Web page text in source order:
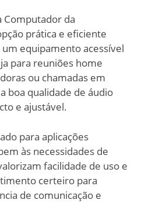
Computador da
prática e eficiente
equipamento acessível
para reuniões home
ou chamadas em
boa qualidade de áudio
e ajustável.
para aplicações
às necessidades de
facilidade de uso e
certeiro para
de comunicação e